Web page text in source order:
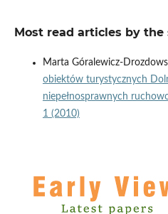
Most read articles by the
Marta Góralewicz-
obiektów turystycznych
niepełnosprawnych
1 (2010)